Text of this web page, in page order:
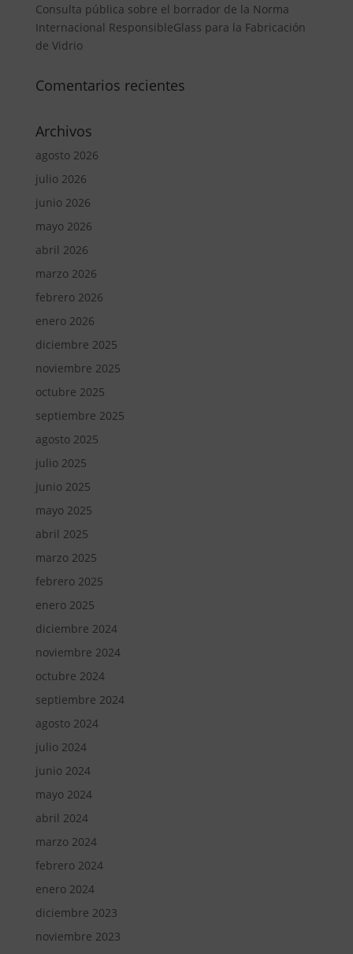
Consulta pública sobre el borrador de la Norma
Internacional ResponsibleGlass para la Fabricación
de Vidrio
Comentarios recientes
Archivos
agosto 2026
julio 2026
junio 2026
mayo 2026
abril 2026
marzo 2026
febrero 2026
enero 2026
diciembre 2025
noviembre 2025
octubre 2025
septiembre 2025
agosto 2025
julio 2025
junio 2025
mayo 2025
abril 2025
marzo 2025
febrero 2025
enero 2025
diciembre 2024
noviembre 2024
octubre 2024
septiembre 2024
agosto 2024
julio 2024
junio 2024
mayo 2024
abril 2024
marzo 2024
febrero 2024
enero 2024
diciembre 2023
noviembre 2023